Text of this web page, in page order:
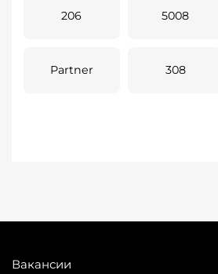
206 5008
Partner 308
Вакансии